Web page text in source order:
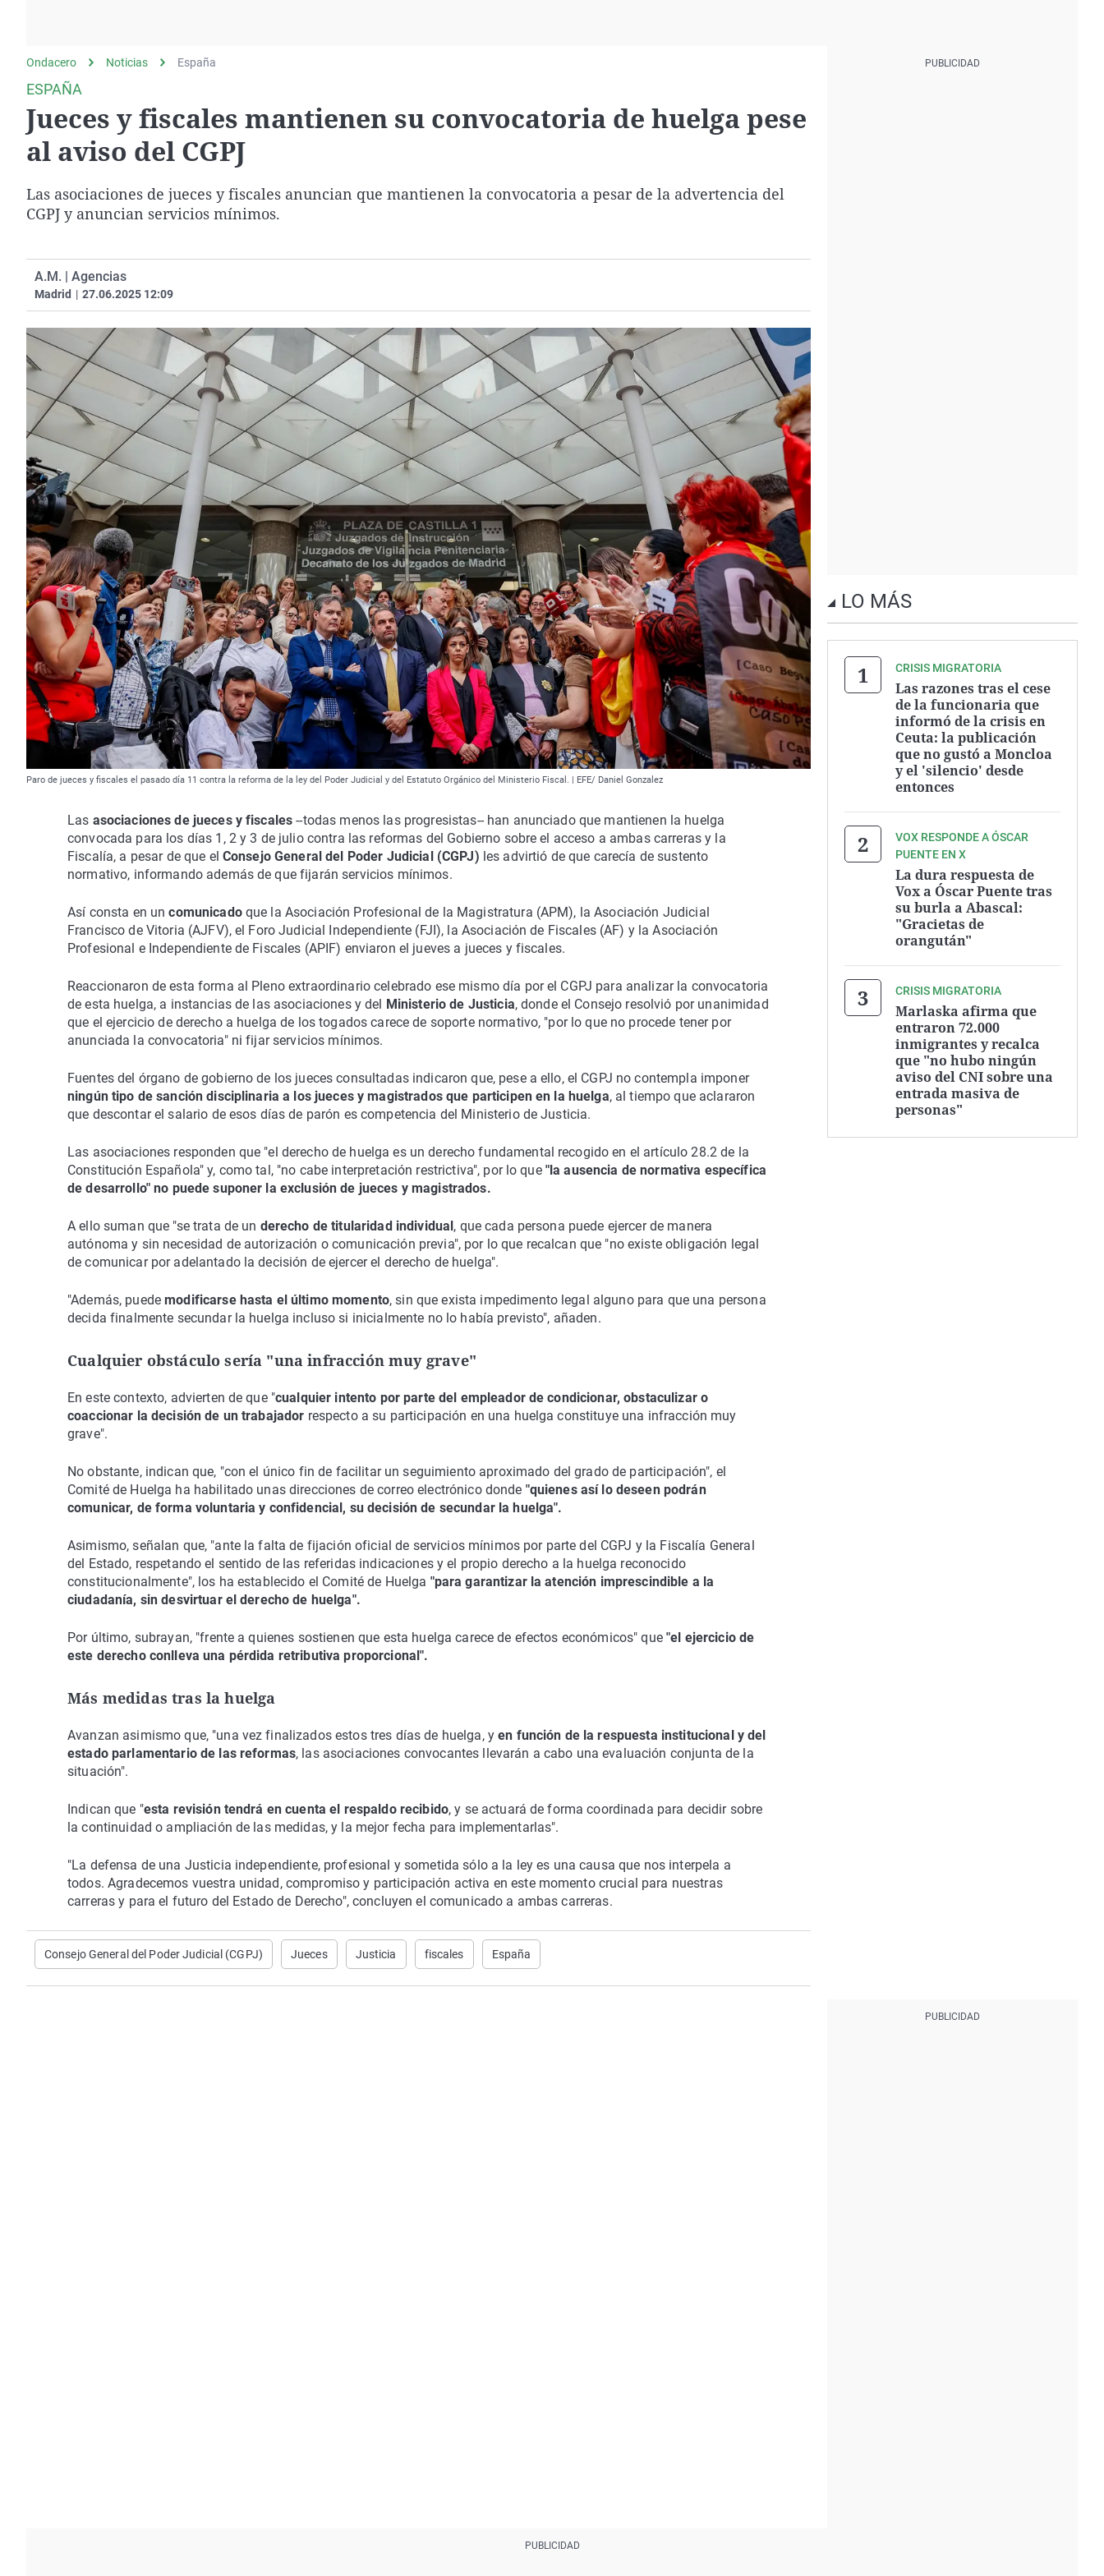
Como el perro y elEquipo de investigación
País Vasco
Ondacero Noticias España
ESPAÑA
Jueces y fiscales mantienen su convocatoria de huelga pese
al aviso del CGPJ
Las asociaciones de jueces y fiscales anuncian que mantienen la convocatoria a pesar de la advertencia del
CGPJ y anuncian servicios mínimos.
A.M. | Agencias
Madrid | 27.06.2025 12:09
Paro de jueces y fiscales el pasado día 11 contra la reforma de la ley del Poder Judicial y del Estatuto Orgánico del Ministerio Fiscal. | EFE/ Daniel Gonzalez
Las asociaciones de jueces y fiscales --todas menos las progresistas-- han anunciado que mantienen la huelga
convocada para los días 1, 2 y 3 de julio contra las reformas del Gobierno sobre el acceso a ambas carreras y la
Fiscalía, a pesar de que el Consejo General del Poder Judicial (CGPJ) les advirtió de que carecía de sustento
normativo, informando además de que fijarán servicios mínimos.
Así consta en uncomunicado que la Asociación Profesional de la Magistratura (APM), la Asociación Judicial
Francisco de Vitoria (AJFV), el Foro Judicial Independiente (FJI), la Asociación de Fiscales (AF) y la Asociación
Profesional e Independiente de Fiscales (APIF) enviaron el jueves a jueces y fiscales.
Reaccionaron de esta forma al Pleno extraordinario celebrado ese mismo día por el CGPJ para analizar la convocatoria
de esta huelga, a instancias de las asociaciones y del
Ministerio de Justicia, donde el Consejo resolvió por unanimidad
que el ejercicio de derecho a huelga de los togados carece de soporte normativo, "por lo que no procede tener por
anunciada la convocatoria" ni fijar servicios mínimos.
Fuentes del órgano de gobierno de los jueces consultadas indicaron que, pese a ello, el CGPJ no contempla imponer
ningún tipo de sanción disciplinaria a los jueces y magistrados que participen en la huelga, al tiempo que aclararon
que descontar el salario de esos días de parón es competencia del Ministerio de Justicia.
Las asociaciones responden que "el derecho de huelga es un derecho fundamental recogido en el artículo 28.2 de la
Constitución Española" y, como tal, "no cabe interpretación restrictiva", por lo que "la ausencia de normativa específica
de desarrollo" no puede suponer la exclusión de jueces y magistrados.
A ello suman que "se trata de un derecho de titularidad individual , que cada persona puede ejercer de manera
autónoma y sin necesidad de autorización o comunicación previa", por lo que recalcan que "no existe obligación legal
de comunicar por adelantado la decisión de ejercer el derecho de huelga".
"Además, puedemodificarse hasta el último momento, sin que exista impedimento legal alguno para que una persona
decida finalmente secundar la huelga incluso si inicialmente no lo había previsto", añaden.
Cualquier obstáculo sería "una infracción muy grave"
En este contexto, advierten de que "cualquier intento por parte del empleador de condicionar, obstaculizar o
coaccionar la decisión de un trabajador respecto a su participación en una huelga constituye una infracción muy
grave".
No obstante, indican que, "con el único fin de facilitar un seguimiento aproximado del grado de participación", el
Comité de Huelga ha habilitado unas direcciones de correo electrónico donde "quienes así lo deseen podrán
comunicar, de forma voluntaria y confidencial, su decisión de secundar la huelga".
Asimismo, señalan que, "ante la falta de fijación oficial de servicios mínimos por parte del CGPJ y la Fiscalía General
del Estado, respetando el sentido de las referidas indicaciones y el propio derecho a la huelga reconocido
constitucionalmente", los ha establecido el Comité de Huelga "para garantizar la atención imprescindible a la
ciudadanía, sin desvirtuar el derecho de huelga".
Por último, subrayan, "frente a quienes sostienen que esta huelga carece de efectos económicos" que"el ejercicio de
este derecho conlleva una pérdida retributiva proporcional".
Más medidas tras la huelga
Avanzan asimismo que, "una vez finalizados estos tres días de huelga, yen función de la respuesta institucional y del
estado parlamentario de las reformas, las asociaciones convocantes llevarán a cabo una evaluación conjunta de la
situación".
Indican que "esta revisión tendrá en cuenta el respaldo recibido, y se actuará de forma coordinada para decidir sobre
la continuidad o ampliación de las medidas, y la mejor fecha para implementarlas".
"La defensa de una Justicia independiente, profesional y sometida sólo a la ley es una causa que nos interpela a
todos. Agradecemos vuestra unidad, compromiso y participación activa en este momento crucial para nuestras
carreras y para el futuro del Estado de Derecho", concluyen el comunicado a ambas carreras.
Consejo General del Poder Judicial (CGPJ) Jueces Justicia fiscales España
LO MÁS
CRISIS MIGRATORIA
Las razones tras el cese
de la funcionaria que
informó de la crisis en
Ceuta: la publicación
que no gustó a Moncloa
y el 'silencio' desde
entonces
VOX RESPONDE A ÓSCAR
PUENTE EN X
La dura respuesta de
Vox a Óscar Puente tras
su burla a Abascal:
"Gracietas de
orangután"
CRISIS MIGRATORIA
Marlaska afirma que
entraron 72.000
inmigrantes y recalca
que "no hubo ningún
aviso del CNI sobre una
entrada masiva de
personas"